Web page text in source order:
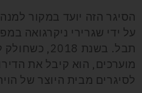
הסיגר הזה יועד במקור
על ידי שגרירי ניקרגואה
תבל. בשנת
מוערכים, הוא קיבל את
לסיגרים מבית היוצר של